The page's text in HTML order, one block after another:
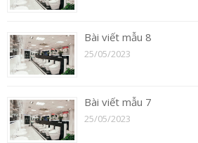
Bài viết mẫu 8
25/05/2023
Bài viết mẫu 7
25/05/2023